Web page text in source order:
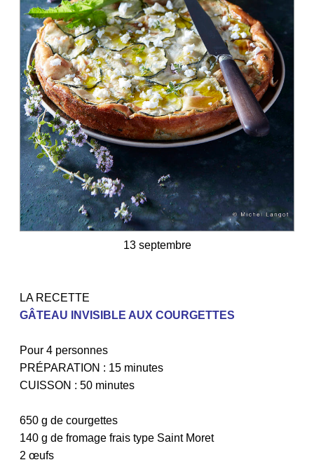
13 septembre
LA RECETTE
GÂTEAU INVISIBLE AUX COURGETTES
Pour 4 personnes
PRÉPARATION : 15 minutes
CUISSON : 50 minutes
650 g de courgettes
140 g de fromage frais type Saint Moret
2 œufs